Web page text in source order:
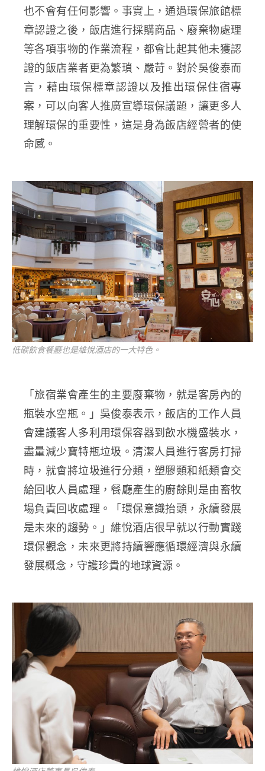
也不會有任何影響。事實上，通過環保旅館標
章認證之後，飯店進行採購商品、廢棄物處理
等各項事物的作業流程，都會比起其他未獲認
證的飯店業者更為繁瑣、嚴苛。對於吳俊泰而
言，藉由環保標章認證以及推出環保住宿專
案，可以向客人推廣宣導環保議題，讓更多人
理解環保的重要性，這是身為飯店經營者的使
命感。
低碳飲食餐廳也是維悅酒店的一大特色。
「旅宿業會產生的主要廢棄物，就是客房內的
瓶裝水空瓶。」吳俊泰表示，飯店的工作人員
會建議客人多利用環保容器到飲水機盛裝水，
盡量減少寶特瓶垃圾。清潔人員進行客房打掃
時，就會將垃圾進行分類，塑膠類和紙類會交
給回收人員處理，餐廳產生的廚餘則是由畜牧
場負責回收處理。「環保意識抬頭，永續發展
是未來的趨勢。」維悅酒店很早就以行動實踐
環保觀念，未來更將持續響應循環經濟與永續
發展概念，守護珍貴的地球資源。